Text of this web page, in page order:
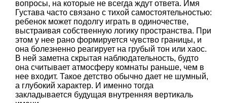
вопросы, на которые не всегда ждут ответа. Имя
Густава часто связано с тихой самостоятельностью:
ребенок может подолгу играть в одиночестве,
выстраивая собственную логику пространства. При
этом у нее рано формируется чувство границы, и
она болезненно реагирует на грубый тон или хаос.
В ней заметна скрытая наблюдательность, будто
она считывает атмосферу комнаты раньше, чем в
нее входит. Такое детство обычно дает не шумный,
а глубокий характер. И именно тогда
закладывается будущая внутренняя вертикаль